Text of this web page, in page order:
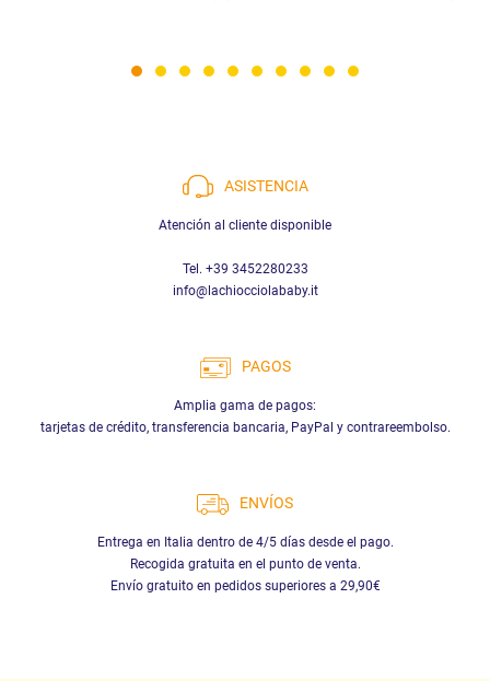
ASISTENCIA
Atención al cliente disponible
Tel. +39 3452280233
info@lachiocciolababy.it
PAGOS
Amplia gama de pagos:
tarjetas de crédito, transferencia bancaria, PayPal y contrareembolso.
ENVÍOS
Entrega en Italia dentro de 4/5 días desde el pago.
Recogida gratuita en el punto de venta.
Envío gratuito en pedidos superiores a 29,90€